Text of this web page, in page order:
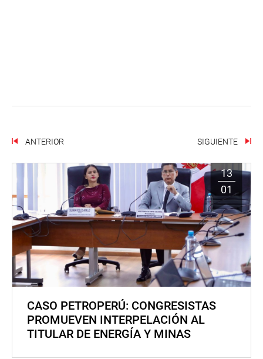
ANTERIOR SIGUIENTE
13
01
CASO PETROPERÚ: CONGRESISTAS
PROMUEVEN INTERPELACIÓN AL
TITULAR DE ENERGÍA Y MINAS